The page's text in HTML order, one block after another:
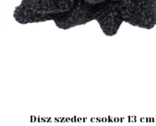
Dísz szeder csokor 13 cm